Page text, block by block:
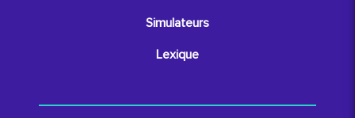
Simulateurs
Lexique